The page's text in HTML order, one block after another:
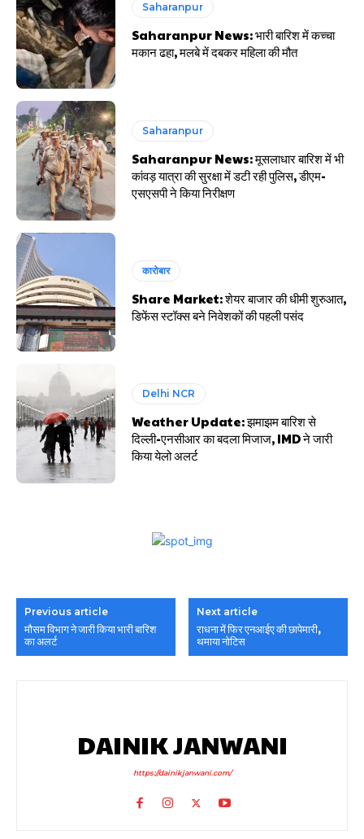
Saharanpur
Saharanpur News: भारी बारिश में कच्चा
मकान ढहा, मलबे में दबकर महिला की मौत
Saharanpur
Saharanpur News: मूसलाधार बारिश में भी
कांवड़ यात्रा की सुरक्षा में डटी रही पुलिस, डीएम-
एसएसपी ने किया निरीक्षण
कारोबार
Share Market: शेयर बाजार की धीमी शुरुआत,
डिफेंस स्टॉक्स बने निवेशकों की पहली पसंद
Delhi NCR
Weather Update: झमाझम बारिश से
दिल्ली-एनसीआर का बदला मिजाज, IMD ने जारी
किया येलो अलर्ट
Previous article
मौसम विभाग ने जारी किया भारी बारिश
का अलर्ट
Next article
राधना में फिर एनआईए की छापेमारी,
थमाया नोटिस
DAINIK JANWANI
https://dainikjanwani.com/